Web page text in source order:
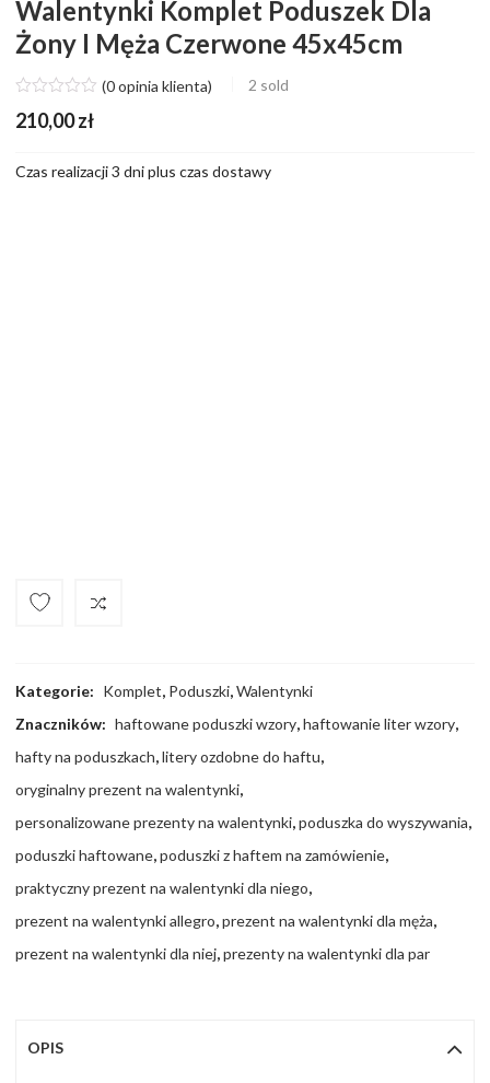
Walentynki Komplet Poduszek Dla
Żony I Męża Czerwone 45x45cm
(0opinia klienta) 2 sold
210,00zł
Czas realizacji 3 dni plus czas dostawy
Kategorie: Komplet, Poduszki,Walentynki
Znaczników: haftowane poduszki wzory,haftowanie liter wzory,
hafty na poduszkach,litery ozdobne do haftu,
oryginalny prezent na walentynki,
personalizowane prezenty na walentynki,poduszka do wyszywania,
poduszki haftowane,poduszki z haftem na zamówienie,
praktyczny prezent na walentynki dla niego,
prezent na walentynki allegro,prezent na walentynki dla męża,
prezent na walentynki dla niej,prezenty na walentynki dla par
OPIS